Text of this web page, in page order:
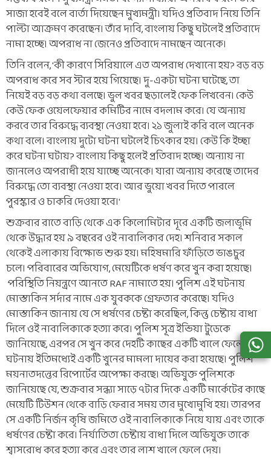
সাজা হবেই বলে বার্তা দিয়েছেন মুখ্যমন্ত্রী। যদিও প্রতিবাদ নিয়ে তিনি
পাল্টা আক্রমণ করেছেন। তাঁর দাবি, বাংলায় কিছু ঘটলেই প্রতিবাদে
নামা হচ্ছে। অপরাধ না জেনেও প্রতিবাদে নামছেন অনেকে।
তিনি বলেন, 'কী কারণে সিরিয়ালে এত অপরাধ দেখানো হয়? বড় বড়
অপরাধ করে সব স্টার হয়ে গিয়েছে। দু-একটা ঘটনা ঘটেছে, তা
নিয়েই বড় বড় কথা বলছে। ভুল খবর ছড়ালেই ফেক লিখবেন। কেউ
কেউ ফেক ওয়েলফেয়ার কমিটির নামে বদলাম করে। যে অন্যায়
করবে তার বিরুদ্ধে ব্যবস্থা নেওয়া হবে। ২১ জুলাই করি বলে অনেক
কথা বলে। বাংলায় দুটো ঘটনা ঘটলেই চিৎকার হয়। কেউ কি ইচ্ছা
করে ঘটনা ঘটায়? বাংলায় কিছু হলেই প্রতিবাদ হচ্ছে। অন্যায় না
জানলেও অপরাধী হয়ে যাচ্ছে অনেকে। যারা অন্যায় করেছে তাদের
বিরুদ্ধে তো ব্যবস্থা নেওয়া হবে। আর ভুয়ো খবর দিতে পারলে
পুরস্কার ও চাকরি দেওয়া হবে।'
শুক্রবার রাতে বাড়ি থেকে এক কিলোমিটার দূরে একটি জলাভূমি
থেকে উদ্ধার হয় ৯ বছরের ওই নাবালিকার দেহ। শনিবার সকাল
থেকেই এলাকায় বিক্ষোভ শুরু হয়। মহিষমারি ফাঁড়িতে ভাঙচুর
চলে। পরিবারের অভিযোগ, মেয়েটিকে ধর্ষণ করে খুন করা হয়েছে।
পরিস্থিতি নিয়ন্ত্রণে আনতে RAF নামাতে হয়। পুলিশ এই ঘটনায়
মোস্তাকিন সর্দার নামে এক যুবককে গ্রেফতার করেছে। যদিও
মোস্তাকিন জানায় যে সে ধর্ষণের চেষ্টা করেছিল, কিন্তু চেষ্টায় বাধা
দিলে ওই নাবালিকাকে হত্যা করে। পুলিশ সূত্র ইন্ডিয়া টুডেকে
জানিয়েছে, এরপর সে খুন করে দেহটি কাছের একটি খালে ফেলে দেয়।
ঘটনায় ইতিমধ্যেই একটি খুনের মামলা দায়ের করা হয়েছে। পুলিশ
ময়নাতদন্তের রিপোর্টের অপেক্ষা করছে। অভিযুক্ত পুলিশকে
জানিয়েছে যে, শুক্রবার সন্ধ্যা সাড়ে ৭টার দিকে একটি মার্কেটের কাছে
মেয়েটি টিউশন থেকে বাড়ি ফেরার সময় তার মুখোমুখি হয়। তারপর
সে একটি নির্জন কৃষি জমিতে ওই নাবালিকাকে নিয়ে যায় এবং তাকে
ধর্ষণের চেষ্টা করে। নির্যাতিতা চেষ্টায় বাধা দিলে অভিযুক্ত তাকে
শ্বাসরোধ করে হত্যা করে এবং তার লাশ খালে ফেলে দেয়।